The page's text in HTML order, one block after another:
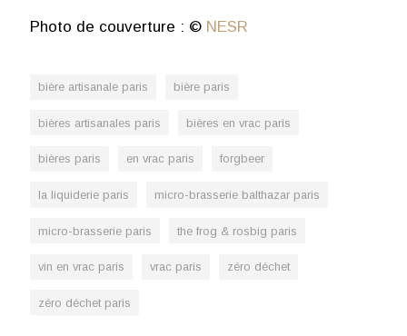
Photo de couverture : © NESR
bière artisanale paris bière paris
bières artisanales paris bières en vrac paris
bières paris en vrac paris forgbeer
la liquiderie paris micro-brasserie balthazar paris
micro-brasserie paris the frog & rosbig paris
vin en vrac paris vrac paris zéro déchet
zéro déchet paris